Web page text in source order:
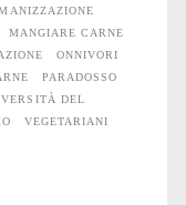
MANGIARE CARNE
ONNIVORI
PARADOSSO
DEL
VEGETARIANI